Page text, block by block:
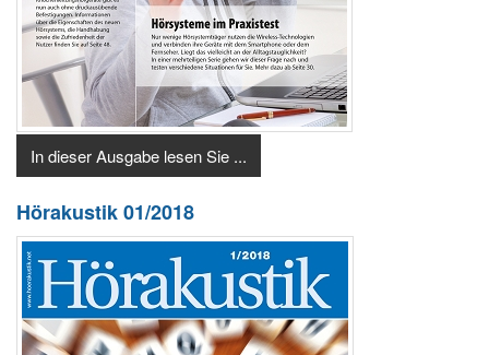
In dieser Ausgabe lesen Sie ...
Hörakustik 01/2018